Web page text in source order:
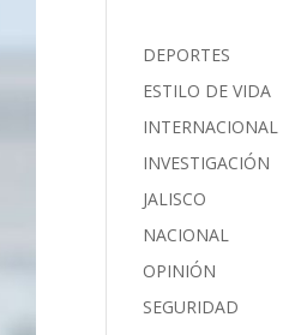
DEPORTES
ESTILO DE VIDA
INTERNACIONAL
INVESTIGACIÓN
JALISCO
NACIONAL
OPINIÓN
SEGURIDAD